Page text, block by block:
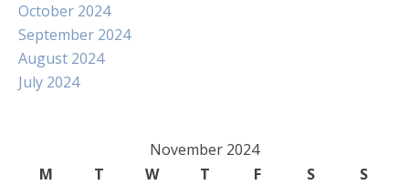
October 2024
September 2024
August 2024
July 2024
November 2024
M
T W T F S
S